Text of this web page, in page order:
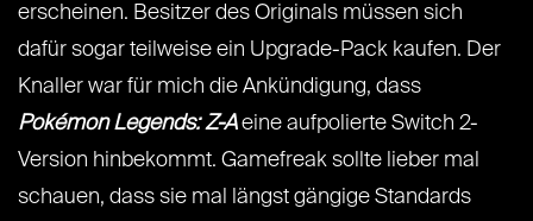
erscheinen. Besitzer des Originals müssen sich
dafür sogar teilweise ein Upgrade-Pack kaufen. Der
Knaller war für mich die Ankündigung, dass
Pokémon Legends: Z-Aeine aufpolierte Switch 2-
Version hinbekommt. Gamefreak sollte lieber mal
schauen, dass sie mal längst gängige Standards